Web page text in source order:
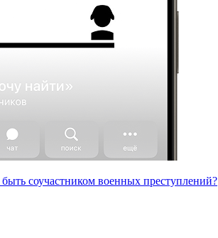
соучастником военных преступлений?